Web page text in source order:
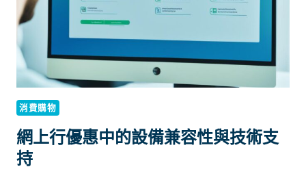
消費購物
網上行優惠中的設備兼容性與技術支
持